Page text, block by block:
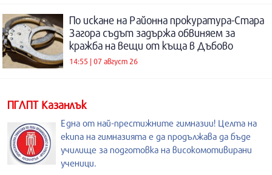
По искане на Районна прокуратура-Стара
Загора съдът задържа обвиняем за
кражба на вещи от къща в Дъбово
14:55 | 07 август 26
ПГЛПТ Казанлък
Една от най-престижните гимназии! Целта на
екипа на гимназията е да продължава да бъде
училище за подготовка на високомотивирани
ученици.